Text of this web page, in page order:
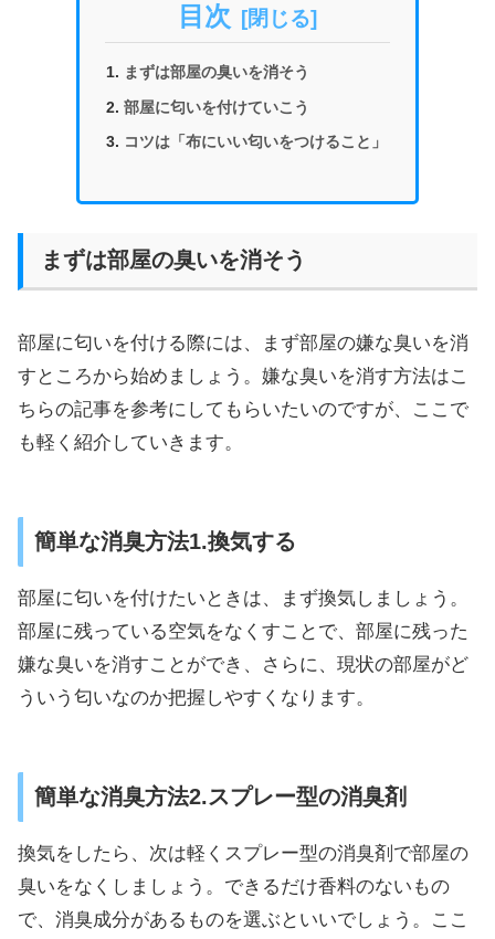
目次
まずは部屋の臭いを消そう
部屋に匂いを付けていこう
コツは「布にいい匂いをつけること」
まずは部屋の臭いを消そう
部屋に匂いを付ける際には、まず部屋の嫌な臭いを消
すところから始めましょう。嫌な臭いを消す方法はこ
ちらの記事を参考にしてもらいたいのですが、ここで
も軽く紹介していきます。
簡単な消臭方法1.換気する
部屋に匂いを付けたいときは、まず換気しましょう。
部屋に残っている空気をなくすことで、部屋に残った
嫌な臭いを消すことができ、さらに、現状の部屋がど
ういう匂いなのか把握しやすくなります。
簡単な消臭方法2.スプレー型の消臭剤
換気をしたら、次は軽くスプレー型の消臭剤で部屋の
臭いをなくしましょう。できるだけ香料のないもの
で、消臭成分があるものを選ぶといいでしょう。ここ